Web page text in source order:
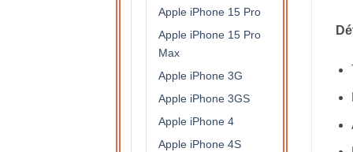
Apple iPhone 15 Pro
Apple iPhone 15 Pro
Max
Apple iPhone 3G
Apple iPhone 3GS
Apple iPhone 4
Apple iPhone 4S